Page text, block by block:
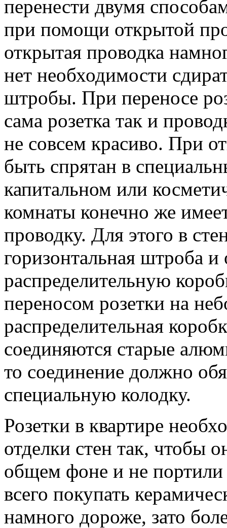
перенести двумя
при помощи открытой
открытая проводка
нет необходимости
штробы. При переносе
сама розетка так и
не совсем красиво. При
быть спрятан в
капитальном или
комнаты конечно же
проводку. Для этого в
горизонтальная штроба и
распределительную
переносом розетки на
распределительная
соединяются старые
то соединение должно
специальную колодку.
Розетки в квартире
отделки стен так, чтобы
общем фоне и не
всего покупать
намного дороже, зато